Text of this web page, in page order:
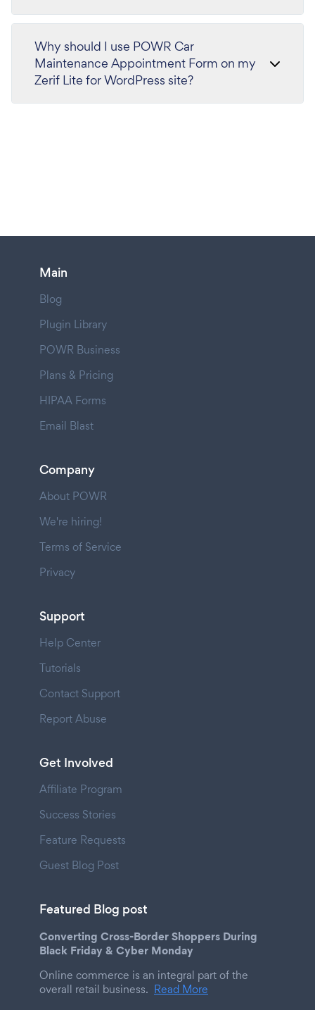
Why should I use POWR Car
Maintenance Appointment Form on my
Zerif Lite for WordPress site?
Main
Blog
Plugin Library
POWR Business
Plans & Pricing
HIPAA Forms
Email Blast
Company
About POWR
We're hiring!
Terms of Service
Privacy
Support
Help Center
Tutorials
Contact Support
Report Abuse
Get Involved
Affiliate Program
Success Stories
Feature Requests
Guest Blog Post
Featured Blog post
Converting Cross-Border Shoppers During
Black Friday & Cyber Monday
Online commerce is an integral part of the
overall retail business. Read More